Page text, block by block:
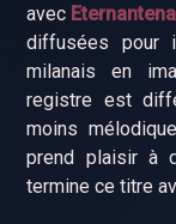
avec Eternantena
diffusées pour
milanais en
registre est
moins
prend plaisir à
termine ce titre